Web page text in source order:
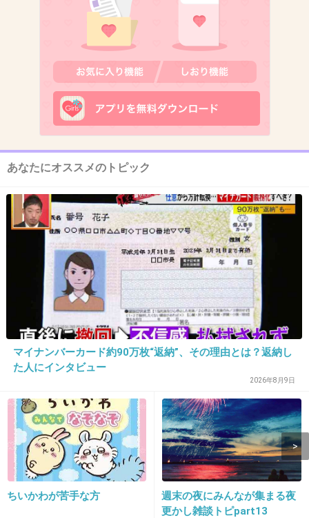
先ずお友達の家には親御さんが在宅中か確認し
授業参観とか、会った時にお礼言えば大丈夫じ
ゃない？
>>2
それは学校の中での話じゃない？
小3ならお友達の家に行くのはまだ大人の介入必要かも
+5
12. 匿名 2026/07/08(水) 17:45:24
>>1
お友達の家に保護者の方はいるんだろうか？共
働きが増えて子供だけで留守番の家もあるよ
友達の家に行くなら、お菓子と水筒を持って行
ってって言うよ。授業参観で声かけて挨拶す
る。毎回お邪魔するのも悪いから、うちに遊び
に来てもらおうと子供にも話す
+45 -1
あなたにオススメのトピック
マイナンバーカード約90万枚“返納”、その理由とは？返納し
た人にインタビュー
2026年8月9日
ちいかわが苦手な方
週末の夜にみんなが集まる夜
更かし雑談トピpart13